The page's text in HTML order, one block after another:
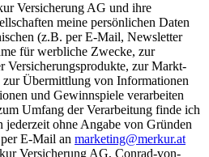
Versicherung AG und ihre
meine persönlichen Daten
(z.B. per E-Mail, Newsletter
für werbliche Zwecke, zur
Versicherungsprodukte, zur Markt-
Übermittlung von Informationen
und Gewinnspiele verarbeiten
Umfang der Verarbeitung finde ich
jederzeit ohne Angabe von Gründen
E-Mail an marketing@merkur.at
Versicherung AG, Conrad-von-